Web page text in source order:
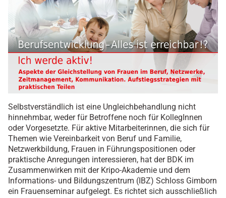
Selbstverständlich ist eine Ungleichbehandlung nicht
hinnehmbar, weder für Betroffene noch für KollegInnen
oder Vorgesetzte. Für aktive Mitarbeiterinnen, die sich für
Themen wie Vereinbarkeit von Beruf und Familie,
Netzwerkbildung, Frauen in Führungspositionen oder
praktische Anregungen interessieren, hat der BDK im
Zusammenwirken mit der Kripo-Akademie und dem
Informations- und Bildungszentrum (IBZ) Schloss Gimborn
ein Frauenseminar aufgelegt. Es richtet sich ausschließlich